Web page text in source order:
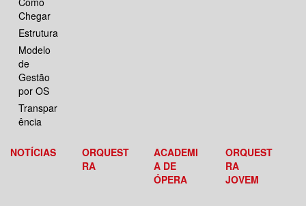
Chegar
Estrutura
Modelo
de
Gestão
por OS
Transpar
ência
NOTÍCIAS
ORQUEST
RA
ACADEMI
A DE
ÓPERA
ORQUEST
RA
JOVEM